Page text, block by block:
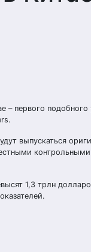
– первого
выпускаться
1,3 трлн